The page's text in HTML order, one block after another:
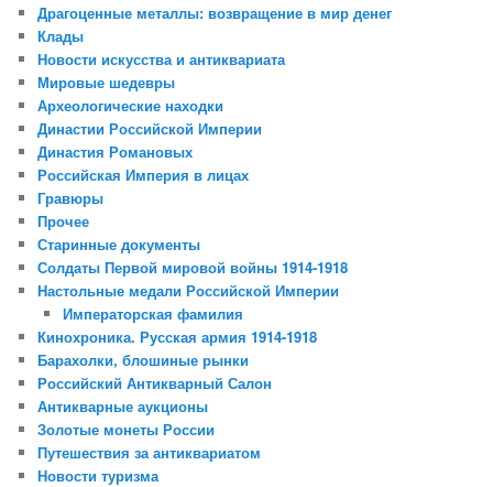
Драгоценные металлы: возвращение в мир денег
Клады
Новости искусства и антиквариата
Мировые шедевры
Археологические находки
Династии Российской Империи
Династия Романовых
Российская Империя в лицах
Гравюры
Прочее
Старинные документы
Солдаты Первой мировой войны 1914-1918
Настольные медали Российской Империи
Императорская фамилия
Кинохроника. Русская армия 1914-1918
Барахолки, блошиные рынки
Российский Антикварный Салон
Антикварные аукционы
Золотые монеты России
Путешествия за антиквариатом
Новости туризма